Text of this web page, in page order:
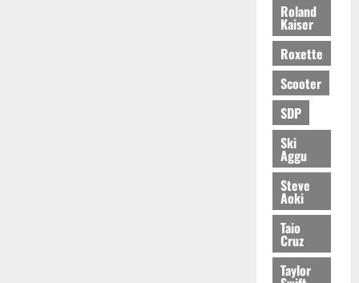
Roland
Kaiser
Roxette
Scooter
SDP
Ski
Aggu
Steve
Aoki
Taio
Cruz
Taylor